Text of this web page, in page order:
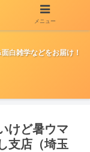
白雑学などをお届け！
けど暑ウマ
支店（埼玉
メニュー